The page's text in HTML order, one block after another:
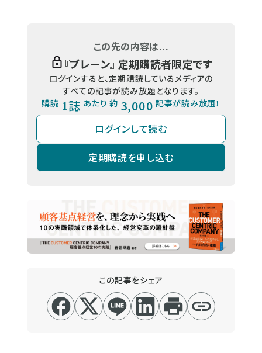
この先の内容は...
『ブレーン』 定期購読者限定です
ログインすると、定期購読しているメディアの
すべての記事が読み放題となります。
購読 1誌 あたり 約 3,000 記事が読み放題！
ログインして読む
定期購読を申し込む
この記事をシェア